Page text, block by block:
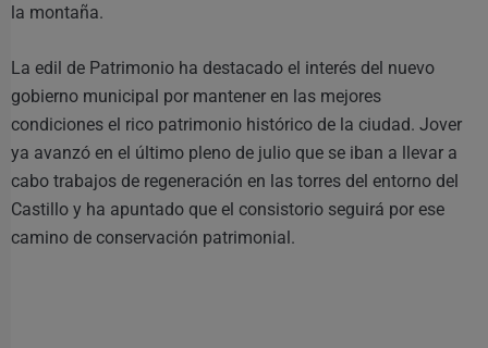
la montaña.
La edil de Patrimonio ha destacado el interés del nuevo
gobierno municipal por mantener en las mejores
condiciones el rico patrimonio histórico de la ciudad. Jover
ya avanzó en el último pleno de julio que se iban a llevar a
cabo trabajos de regeneración en las torres del entorno del
Castillo y ha apuntado que el consistorio seguirá por ese
camino de conservación patrimonial.